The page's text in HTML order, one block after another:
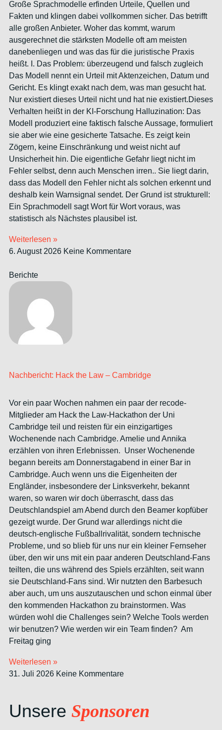
Große Sprachmodelle erfinden Urteile, Quellen und
Fakten und klingen dabei vollkommen sicher. Das betrifft
alle großen Anbieter. Woher das kommt, warum
ausgerechnet die stärksten Modelle oft am meisten
danebenliegen und was das für die juristische Praxis
heißt. I. Das Problem: überzeugend und falsch zugleich
Das Modell nennt ein Urteil mit Aktenzeichen, Datum und
Gericht. Es klingt exakt nach dem, was man gesucht hat.
Nur existiert dieses Urteil nicht und hat nie existiert.Dieses
Verhalten heißt in der KI-Forschung Halluzination: Das
Modell produziert eine faktisch falsche Aussage, formuliert
sie aber wie eine gesicherte Tatsache. Es zeigt kein
Zögern, keine Einschränkung und weist nicht auf
Unsicherheit hin. Die eigentliche Gefahr liegt nicht im
Fehler selbst, denn auch Menschen irren.. Sie liegt darin,
dass das Modell den Fehler nicht als solchen erkennt und
deshalb kein Warnsignal sendet. Der Grund ist strukturell:
Ein Sprachmodell sagt Wort für Wort voraus, was
statistisch als Nächstes plausibel ist.
Weiterlesen »
6. August 2026 Keine Kommentare
Berichte
Nachbericht: Hack the Law – Cambridge
Vor ein paar Wochen nahmen ein paar der recode-
Mitglieder am Hack the Law-Hackathon der Uni
Cambridge teil und reisten für ein einzigartiges
Wochenende nach Cambridge. Amelie und Annika
erzählen von ihren Erlebnissen. Unser Wochenende
begann bereits am Donnerstagabend in einer Bar in
Cambridge. Auch wenn uns die Eigenheiten der
Engländer, insbesondere der Linksverkehr, bekannt
waren, so waren wir doch überrascht, dass das
Deutschlandspiel am Abend durch den Beamer kopfüber
gezeigt wurde. Der Grund war allerdings nicht die
deutsch-englische Fußballrivalität, sondern technische
Probleme, und so blieb für uns nur ein kleiner Fernseher
über, den wir uns mit ein paar anderen Deutschland-Fans
teilten, die uns während des Spiels erzählten, seit wann
sie Deutschland-Fans sind. Wir nutzten den Barbesuch
aber auch, um uns auszutauschen und schon einmal über
den kommenden Hackathon zu brainstormen. Was
würden wohl die Challenges sein? Welche Tools werden
wir benutzen? Wie werden wir ein Team finden? Am
Freitag ging
Weiterlesen »
31. Juli 2026 Keine Kommentare
Unsere Sponsoren